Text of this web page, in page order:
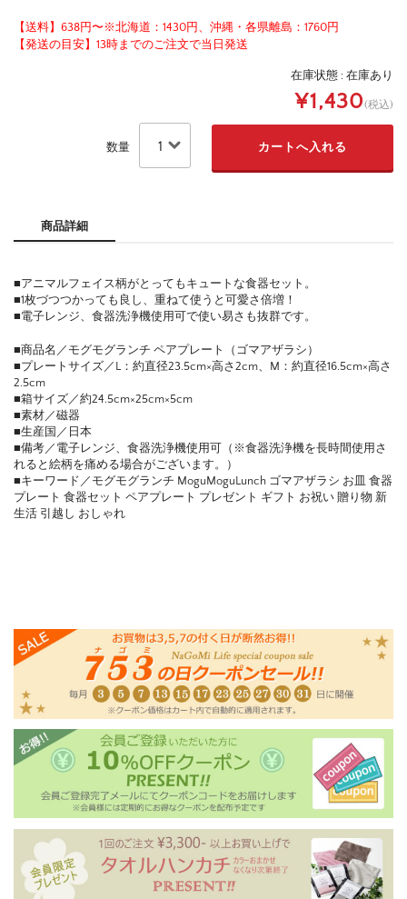
【送料】638円〜※北海道：1430円、沖縄・各県離島：1760円
【発送の目安】13時までのご注文で当日発送
在庫状態 : 在庫あり
¥1,430(税込)
数量
商品詳細
■アニマルフェイス柄がとってもキュートな食器セット。
■1枚づつつかっても良し、重ねて使うと可愛さ倍増！
■電子レンジ、食器洗浄機使用可で使い易さも抜群です。
■商品名／モグモグランチ ペアプレート（ゴマアザラシ）
■プレートサイズ／L：約直径23.5cm×高さ2cm、M：約直径16.5cm×高さ
2.5cm
■箱サイズ／約24.5cm×25cm×5cm
■素材／磁器
■生産国／日本
■備考／電子レンジ、食器洗浄機使用可（※食器洗浄機を長時間使用さ
れると絵柄を痛める場合がございます。）
■キーワード／モグモグランチ MoguMoguLunch ゴマアザラシ お皿 食器
プレート 食器セット ペアプレート プレゼント ギフト お祝い 贈り物 新
生活 引越し おしゃれ